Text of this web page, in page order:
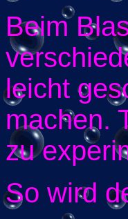
Beim
leicht
machen.
zu
So wird